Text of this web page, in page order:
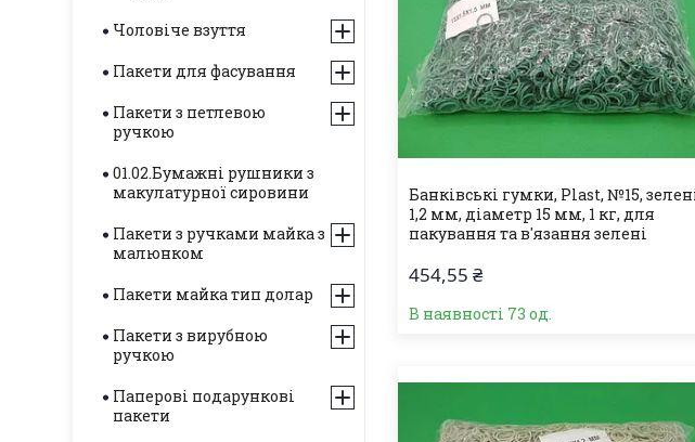
Банківські гумки, Plast, №15,
1,2 мм, діаметр 15 мм, 1 кг, для
пакування та в'язання зелені
454,55 ₴
В наявності 73 од.
Чоловіче взуття
Пакети для фасування
Пакети з петлевою
ручкою
01.02.Бумажні рушники з
макулатурної сировини
Пакети з ручками майка з
малюнком
Пакети майка тип долар
Пакети з вирубною
ручкою
Паперові подарункові
пакети